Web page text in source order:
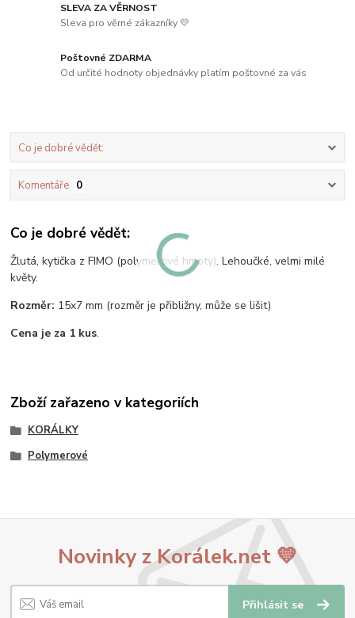
SLEVA ZA VĚRNOST
Sleva pro věrné zákazníky 💛
Poštovné ZDARMA
Od určité hodnoty objednávky platím poštovné za vás
Co je dobré vědět:
Komentáře 0
Co je dobré vědět:
Žlutá, kytička z FIMO (polymerové hmoty). Lehoučké, velmi milé
květy.
Rozměr: 15x7 mm (rozměr je přibližny, může se lišit)
Cena je za 1 kus.
Zboží zařazeno v kategoriích
KORÁLKY
Polymerové
Novinky z Korálek.net 💛
Přihlásit se